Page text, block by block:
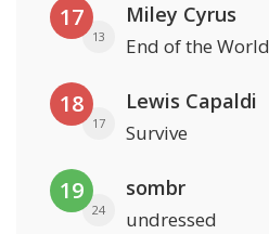
17
13
Miley Cyrus
End of the World
18
17
Lewis Capaldi
Survive
19
24
sombr
undressed